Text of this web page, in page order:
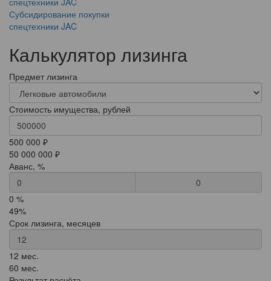
Субсидирование покупки
спецтехники JAC
Калькулятор лизинга
Предмет лизинга
Стоимость имущества, рублей
500 000 ₽
50 000 000 ₽
Аванс, %
0
0 %
49%
Срок лизинга, месяцев
12 мес.
60 мес.